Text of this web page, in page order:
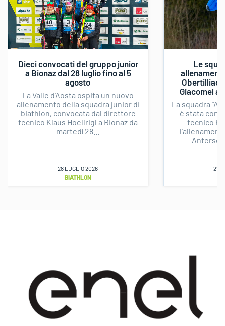
Dieci convocati del gruppo junior
a Bionaz dal 28 luglio fino al 5
agosto
La Valle d'Aosta ospita un nuovo
allenamento della squadra junior di
biathlon, convocata dal direttore
tecnico Klaus Hoellrigl a Bionaz da
martedì 28...
28 LUGLIO 2026
BIATHLON
Le
Giacomel a
La squadra
è stata
tecnico
27